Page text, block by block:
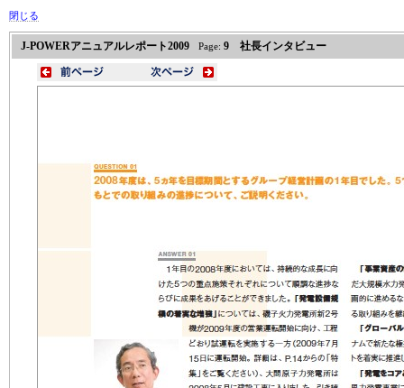
閉じる
J-POWERアニュアルレポート2009 Page: 9 社長インタビュー